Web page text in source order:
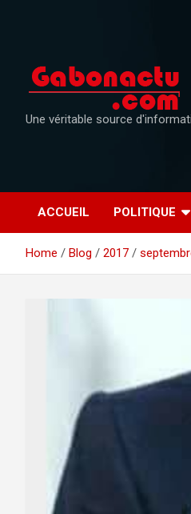
Une véritable source
ACCUEIL POLITIQUE
Home Blog 2017